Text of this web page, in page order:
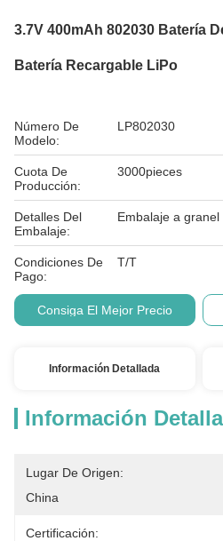
3.7V 400mAh 802030 Batería
Batería Recargable LiPo
Número De
Modelo:
LP802030
Cuota De
Producción:
3000pieces
Detalles Del
Embalaje:
Embalaje a granel
Condiciones De
Pago:
T/T
Consiga El Mejor Precio
Información Detallada
Información
Lugar De Origen:
China
Certificación: